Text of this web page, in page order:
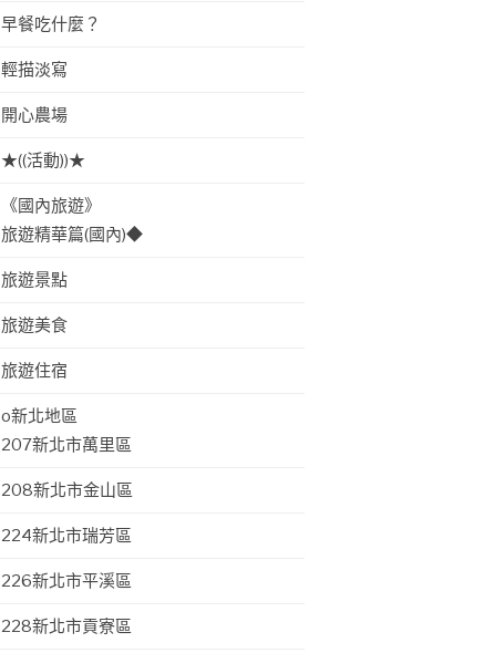
早餐吃什麼？
輕描淡寫
開心農場
★((活動))★
《國內旅遊》
旅遊精華篇(國內)◆
旅遊景點
旅遊美食
旅遊住宿
o新北地區
207新北市萬里區
208新北市金山區
224新北市瑞芳區
226新北市平溪區
228新北市貢寮區